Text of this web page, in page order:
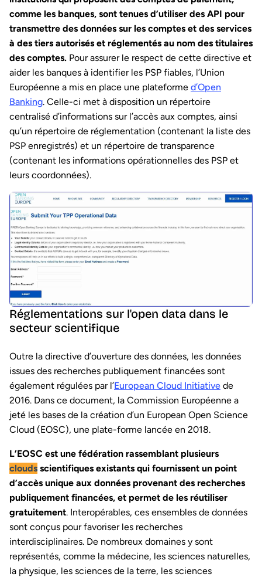
comme les banques, sont tenues d’utiliser des API pour
transmettre des données sur les comptes et des services
à des tiers autorisés et réglementés au nom des titulaires
des comptes. Pour assurer le respect de cette directive et
aider les banques à identifier les PSP fiables, l’Union
Européenne a mis en place une plateforme d’Open
Banking. Celle-ci met à disposition un répertoire
centralisé d’informations sur l’accès aux comptes, ainsi
qu’un répertoire de réglementation (contenant la liste des
PSP enregistrés) et un répertoire de transparence
(contenant les informations opérationnelles des PSP et
leurs coordonnées).
Réglementations sur l'open data dans le
secteur scientifique
Outre la directive d’ouverture des données, les données
issues des recherches publiquement financées sont
également régulées par l’European Cloud Initiative de
2016. Dans ce document, la Commission Européenne a
jeté les bases de la création d’un European Open Science
Cloud (EOSC), une plate-forme lancée en 2018.
L’EOSC est une fédération rassemblant plusieurs
clouds scientifiques existants qui fournissent un point
d’accès unique aux données provenant des recherches
publiquement financées, et permet de les réutiliser
gratuitement. Interopérables, ces ensembles de données
sont conçus pour favoriser les recherches
interdisciplinaires. De nombreux domaines y sont
représentés, comme la médecine, les sciences naturelles,
la physique, les sciences de la terre, les sciences